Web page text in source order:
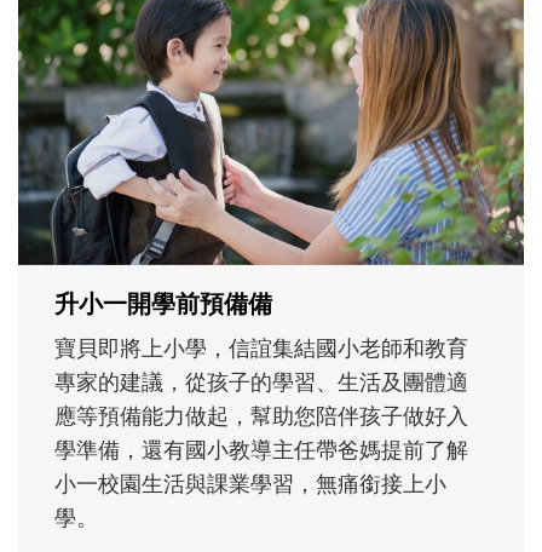
和孩子一起長大的那個男人│讀懂父親的
不同模樣
沒有人天生就擅長當爸爸！男人總是在一次
次「前所未有」的體驗中，跟著孩子一起長
大。從給予安全感的肢體遊戲，到獨立自
主、角色認同及解決問題的能力養成。爸爸
正嘗試用不同的模樣，參與孩子每個重要的